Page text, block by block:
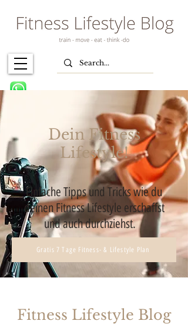
Dein Fitness
Lifestyle!
Einfache Tipps und Tricks wie du
deinen Fitness Lifestyle erschaffst
und auch durchziehst.
Gratis 7 Tage Fitness- & Lifestyle Plan
Fitness Lifestyle Blog